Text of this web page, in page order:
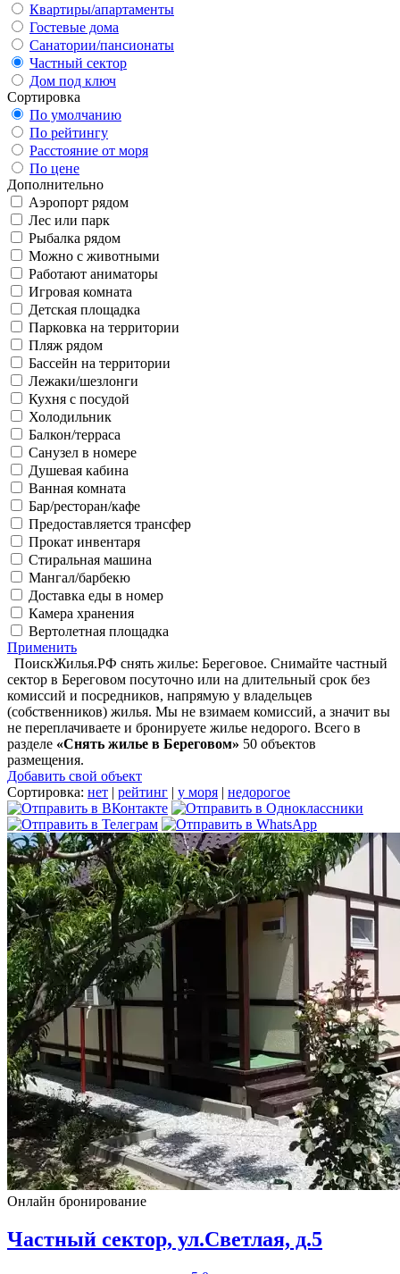
Квартиры/апартаменты
Гостевые дома
Санатории/пансионаты
Частный сектор
Дом под ключ
Сортировка
По умолчанию
По рейтингу
Расстояние от моря
По цене
Дополнительно
Аэропорт рядом
Лес или парк
Рыбалка рядом
Можно с животными
Работают аниматоры
Игровая комната
Детская площадка
Парковка на территории
Пляж рядом
Бассейн на территории
Лежаки/шезлонги
Кухня с посудой
Холодильник
Балкон/терраса
Санузел в номере
Душевая кабина
Ванная комната
Бар/ресторан/кафе
Предоставляется трансфер
Прокат инвентаря
Стиральная машина
Мангал/барбекю
Доставка еды в номер
Камера хранения
Вертолетная площадка
Применить
ПоискЖилья.РФ снять жилье: Береговое. Снимайте частный
сектор в Береговом посуточно или на длительный срок без
комиссий и посредников, напрямую у владельцев
(собственников) жилья. Мы не взимаем комиссий, а значит вы
не переплачиваете и бронируете жилье недорого. Всего в
разделе «Снять жилье в Береговом» 50 объектов
размещения.
Добавить свой объект
Сортировка: нет | рейтинг | у моря | недорогое
Онлайн бронирование
Частный сектор, ул.Светлая, д.5